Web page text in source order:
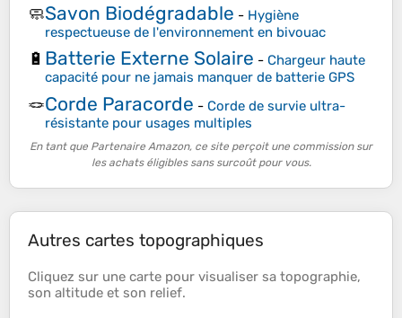
🧼Savon Biodégradable - Hygiène
respectueuse de l'environnement en bivouac
🔋 Batterie Externe Solaire - Chargeur haute
capacité pour ne jamais manquer de batterie GPS
🪢Corde Paracorde - Corde de survie ultra-
résistante pour usages multiples
En tant que Partenaire Amazon, ce site perçoit une commission sur
les achats éligibles sans surcoût pour vous.
Autres cartes topographiques
Cliquez sur une carte pour visualiser sa topographie,
son altitude et son relief.